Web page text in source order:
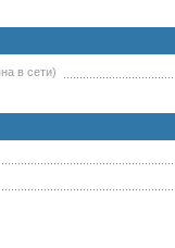
в сети)